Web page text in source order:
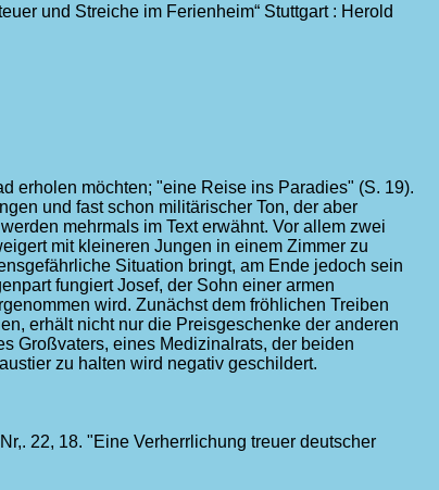
und Streiche im Ferienheim“ Stuttgart : Herold
erholen möchten; "eine Reise ins Paradies" (S. 19).
und fast schon militärischer Ton, der aber
mehrmals im Text erwähnt. Vor allem zwei
mit kleineren Jungen in einem Zimmer zu
Situation bringt, am Ende jedoch sein
fungiert Josef, der Sohn einer armen
wird. Zunächst dem fröhlichen Treiben
erhält nicht nur die Preisgeschenke der anderen
Großvaters, eines Medizinalrats, der beiden
zu halten wird negativ geschildert.
22, 18. "Eine Verherrlichung treuer deutscher